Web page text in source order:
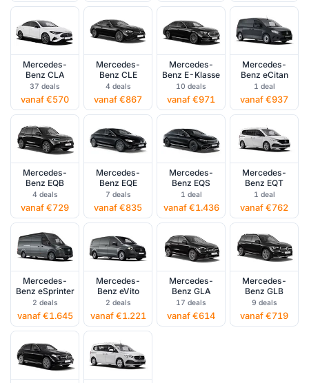
Mercedes-
Benz CLA
37 deals
vanaf €570
Mercedes-
Benz CLE
4 deals
vanaf €867
Mercedes-
Benz E-Klasse
10 deals
vanaf €971
Mercedes-
Benz eCitan
1 deal
vanaf €937
Mercedes-
Benz EQB
4 deals
vanaf €729
Mercedes-
Benz EQE
7 deals
vanaf €835
Mercedes-
Benz EQS
1 deal
vanaf €1.436
Mercedes-
Benz EQT
1 deal
vanaf €762
Mercedes-
Benz eSprinter
2 deals
vanaf €1.645
Mercedes-
Benz eVito
2 deals
vanaf €1.221
Mercedes-
Benz GLA
17 deals
vanaf €614
Mercedes-
Benz GLB
9 deals
vanaf €719